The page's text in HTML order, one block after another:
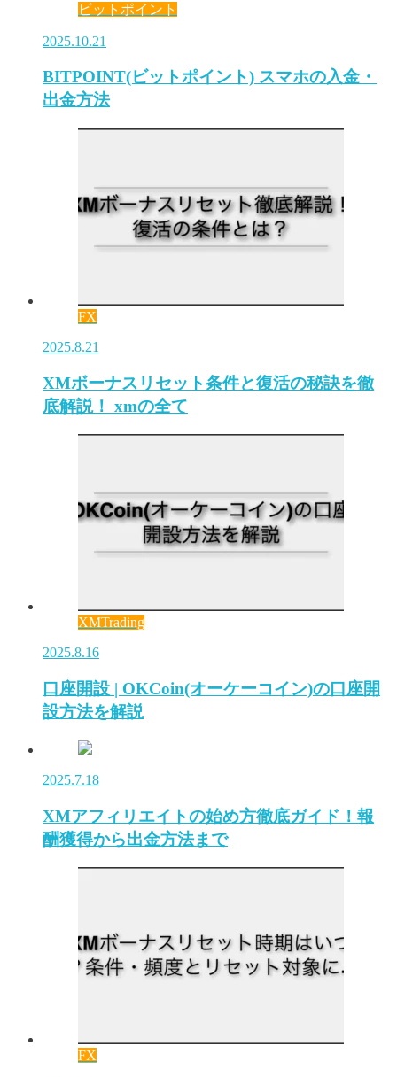
ビットポイント
2025.10.21
BITPOINT(ビットポイント) スマホの入金・
出金方法
FX
2025.8.21
XMボーナスリセット条件と復活の秘訣を徹
底解説！ xmの全て
XMTrading
2025.8.16
口座開設 | OKCoin(オーケーコイン)の口座開
設方法を解説
2025.7.18
XMアフィリエイトの始め方徹底ガイド！報
酬獲得から出金方法まで
FX